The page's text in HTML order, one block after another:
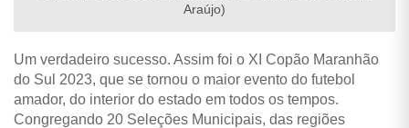
Araújo)
Um verdadeiro sucesso. Assim foi o XI Copão Maranhão
do Sul 2023, que se tornou o maior evento do futebol
amador, do interior do estado em todos os tempos.
Congregando 20 Seleções Municipais, das regiões